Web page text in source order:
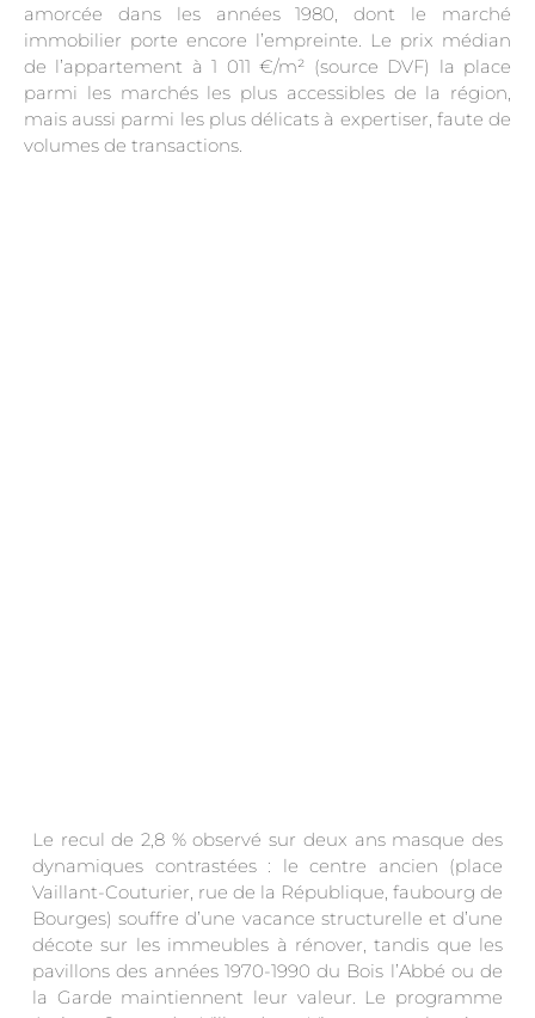
amorcée dans les années 1980, dont le marché
immobilier porte encore l’empreinte. Le prix médian
de l’appartement à 1 011 €/m² (source DVF) la place
parmi les marchés les plus accessibles de la région,
mais aussi parmi les plus délicats à expertiser, faute de
volumes de transactions.
Le recul de 2,8 % observé sur deux ans masque des
dynamiques contrastées : le centre ancien (place
Vaillant-Couturier, rue de la République, faubourg de
Bourges) souffre d’une vacance structurelle et d’une
décote sur les immeubles à rénover, tandis que les
pavillons des années 1970-1990 du Bois l’Abbé ou de
la Garde maintiennent leur valeur. Le programme